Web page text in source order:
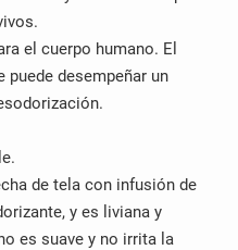
el cuerpo humano. El
puede desempeñar un
de tela con infusión de
y es liviana y
es suave y no irrita la